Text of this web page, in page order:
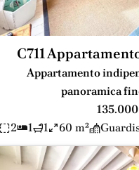
C711
Appartamento
panoramica
2
1 1 60 m²